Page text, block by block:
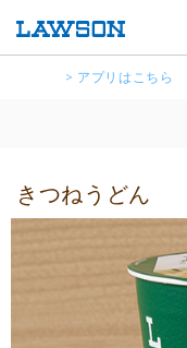
> アプリはこちら
きつねうどん